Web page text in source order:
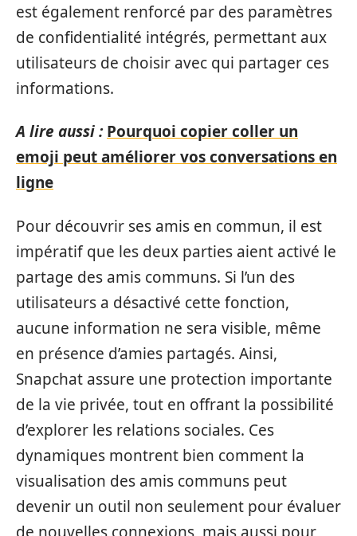
est également renforcé par des paramètres
de confidentialité intégrés, permettant aux
utilisateurs de choisir avec qui partager ces
informations.
A lire aussi : Pourquoi copier coller un
emoji peut améliorer vos conversations en
ligne
Pour découvrir ses amis en commun, il est
impératif que les deux parties aient activé le
partage des amis communs. Si l’un des
utilisateurs a désactivé cette fonction,
aucune information ne sera visible, même
en présence d’amies partagés. Ainsi,
Snapchat assure une protection importante
de la vie privée, tout en offrant la possibilité
d’explorer les relations sociales. Ces
dynamiques montrent bien comment la
visualisation des amis communs peut
devenir un outil non seulement pour évaluer
de nouvelles connexions, mais aussi pour